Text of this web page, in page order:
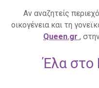
Αν αναζητείς
οικογένεια και τη
Queen.gr ,
Έλα στο